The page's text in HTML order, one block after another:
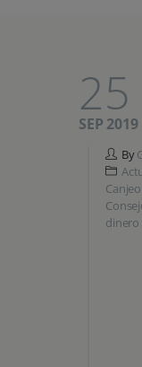
25
SEP 2019
By
dinero